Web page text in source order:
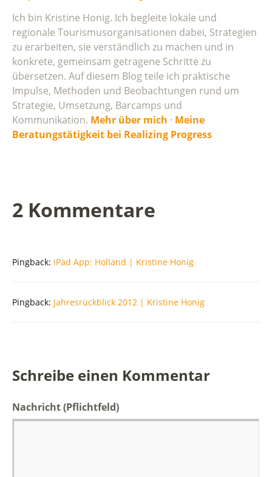
Ich bin Kristine Honig. Ich begleite lokale und
regionale Tourismusorganisationen dabei, Strategien
zu erarbeiten, sie verständlich zu machen und in
konkrete, gemeinsam getragene Schritte zu
übersetzen. Auf diesem Blog teile ich praktische
Impulse, Methoden und Beobachtungen rund um
Strategie, Umsetzung, Barcamps und
Kommunikation. Mehr über mich · Meine
Beratungstätigkeit bei Realizing Progress
2 Kommentare
Pingback: iPad App: Holland | Kristine Honig
Pingback: Jahresrückblick 2012 | Kristine Honig
Schreibe einen Kommentar
Nachricht(Pflichtfeld)